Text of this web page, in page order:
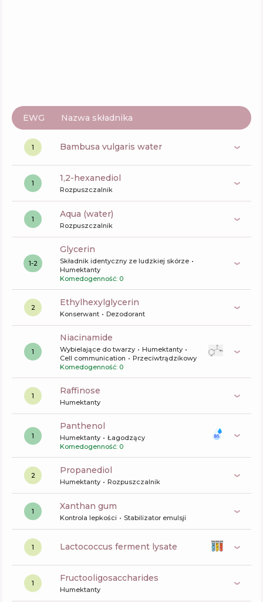
EWG Nazwa składnika
1 bambusa vulgaris water
1 1,2-hexanediol
Rozpuszczalnik
1 aqua (water)
Rozpuszczalnik
1-2
glycerin
Składnik identyczny ze ludzkiej skórze
Humektanty
Komedogenność: 0
2 ethylhexylglycerin
Konserwant Dezodorant
1
niacinamide
Wybielające do twarzy
Humektanty
Cell communication
Przeciwtrądzikowy
Komedogenność: 0
1 raffinose
Humektanty
1
panthenol
Humektanty
Łagodzący
Komedogenność: 0
2 propanediol
Humektanty Rozpuszczalnik
1 xanthan gum
Kontrola lepkości Stabilizator emulsji
1 lactococcus ferment lysate
1 fructooligosaccharides
Humektanty